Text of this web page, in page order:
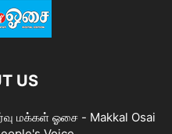
US
மக்கள் ஓசை - Makkal Osai